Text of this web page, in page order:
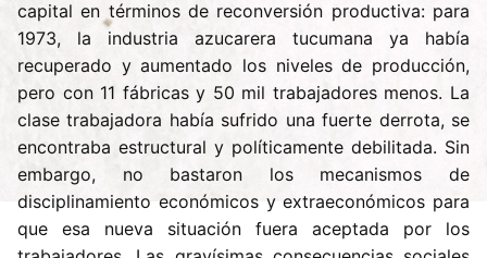
capital en términos de reconversión productiva: para
1973, la industria azucarera tucumana ya había
recuperado y aumentado los niveles de producción,
pero con 11 fábricas y 50 mil trabajadores menos. La
clase trabajadora había sufrido una fuerte derrota, se
encontraba estructural y políticamente debilitada. Sin
embargo, no bastaron los mecanismos de
disciplinamiento económicos y extraeconómicos para
que esa nueva situación fuera aceptada por los